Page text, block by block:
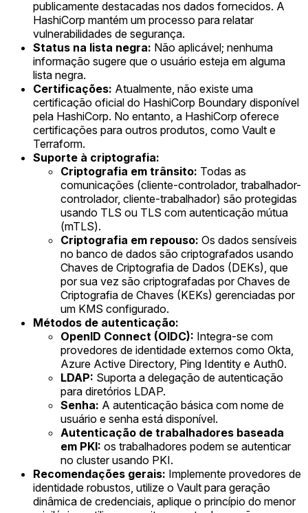
publicamente destacadas nos dados fornecidos. A
HashiCorp mantém um processo para relatar
vulnerabilidades de segurança.
Status na lista negra: Não aplicável; nenhuma
informação sugere que o usuário esteja em alguma
lista negra.
Certificações: Atualmente, não existe uma
certificação oficial do HashiCorp Boundary disponível
pela HashiCorp. No entanto, a HashiCorp oferece
certificações para outros produtos, como Vault e
Terraform.
Suporte à criptografia:
Criptografia em trânsito: Todas as
comunicações (cliente-controlador, trabalhador-
controlador, cliente-trabalhador) são protegidas
usando TLS ou TLS com autenticação mútua
(mTLS).
Criptografia em repouso: Os dados sensíveis
no banco de dados são criptografados usando
Chaves de Criptografia de Dados (DEKs), que
por sua vez são criptografadas por Chaves de
Criptografia de Chaves (KEKs) gerenciadas por
um KMS configurado.
Métodos de autenticação:
OpenID Connect (OIDC): Integra-se com
provedores de identidade externos como Okta,
Azure Active Directory, Ping Identity e Auth0.
LDAP: Suporta a delegação de autenticação
para diretórios LDAP.
Senha: A autenticação básica com nome de
usuário e senha está disponível.
Autenticação de trabalhadores baseada
em PKI: os trabalhadores podem se autenticar
no cluster usando PKI.
Recomendações gerais: Implemente provedores de
identidade robustos, utilize o Vault para geração
dinâmica de credenciais, aplique o princípio do menor